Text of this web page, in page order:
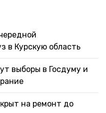
в Курскую область
выборы в Госдуму и
на ремонт до